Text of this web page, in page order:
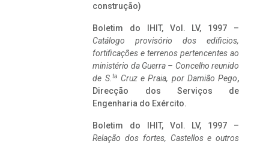
construção)
Boletim do IHIT, Vol. LV, 1997 –
Catálogo provisório dos edificios,
fortificações e terrenos pertencentes ao
ministério da Guerra – Concelho reunido
de S. ta Cruz e Praia, por Damião Pego,
Direcção dos Serviços de
Engenharia do Exército.
Boletim do IHIT, Vol. LV, 1997 –
Relação dos fortes, Castellos e outros